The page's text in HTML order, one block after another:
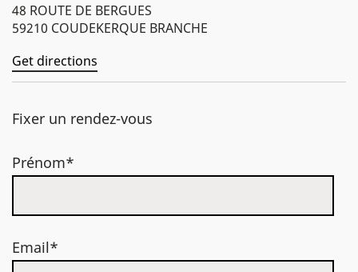
48 ROUTE DE BERGUES
59210 COUDEKERQUE BRANCHE
Get directions
Fixer un rendez-vous
Prénom*
Email*